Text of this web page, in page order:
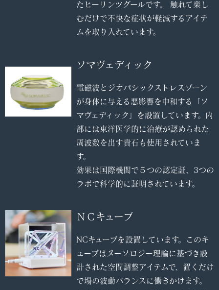
たヒーリンツグールです。 触れて楽し
むだけで不快な症状が軽減するアイテ
ムを取り入れています。
ソマヴェディック
電磁波とジオパシックストレスゾーン
が身体に与える悪影響を中和する「ソ
マヴェディック」を設置しています。内
部には東洋医学的に治療が認められた
周波数を出す貴石も使用されていま
す。
効果は国際機関で５つの認定証、3つの
ラボで科学的に証明されています。
ＮＣキューブ
NCキューブを設置しています。このキ
ューブはヌーソロジー理論に基づき設
計された空間調整アイテムで、置くだけ
で場の波動バランスに働きかけます。